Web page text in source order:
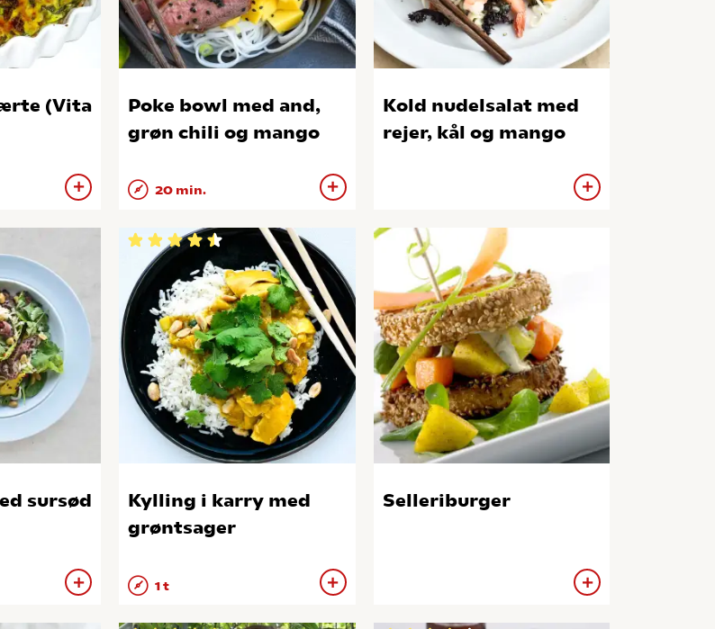
(Vita
Poke bowl med and,
grøn chili og mango
20 min.
Kold nudelsalat med
rejer, kål og mango
sursød
Kylling i karry med
grøntsager
1 t
Selleriburger